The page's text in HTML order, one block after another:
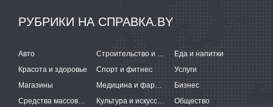
РУБРИКИ НА СПРАВКА.BY
Авто Строительство и ремонт
Еда и напитки
Красота и здоровье
Спорт и фитнес
Услуги
Магазины
Медицина и фармацевтика
Бизнес
Средства массовой информации
Культура и искусство
Общество